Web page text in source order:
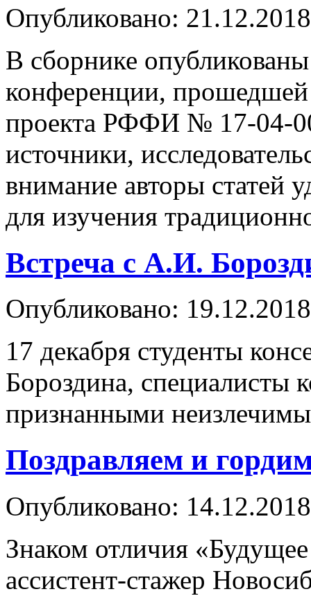
Опубликовано: 21.12.2018
В сборнике
конференции, прошедшей
проекта РФФИ № 17-04-
источники,
внимание авторы статей
для изучения
Встреча с А.И.
Опубликовано: 19.12.2018
17 декабря студенты
Бороздина, специалисты
признанными
Поздравляем и
Опубликовано: 14.12.2018
Знаком отличия
ассистент-стажер